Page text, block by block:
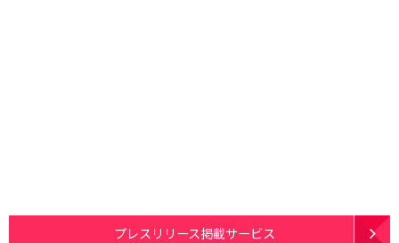
プレスリリース掲載サービス